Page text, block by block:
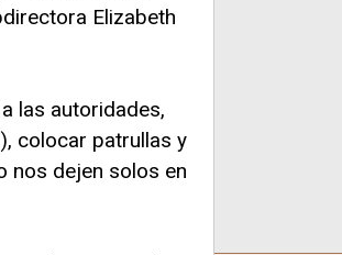
Elizabeth
las autoridades,
colocar patrullas y
nos dejen solos en